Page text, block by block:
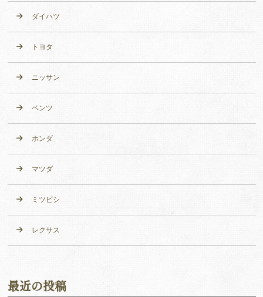
ダイハツ
トヨタ
ニッサン
ベンツ
ホンダ
マツダ
ミツビシ
レクサス
最近の投稿